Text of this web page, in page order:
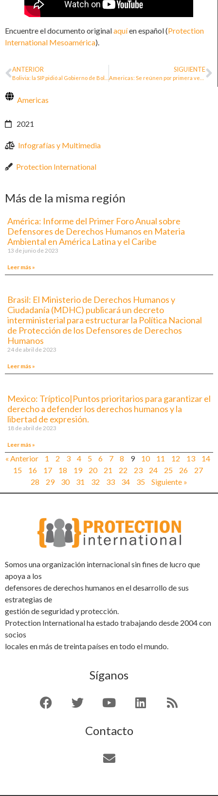
Encuentre el documento originalaquíen español (Protection
International Mesoamérica).
ANTERIOR SIGUIENTE
Americas
2021
Infografías y Multimedia
Protection International
Más de la misma región
América: Informe del Primer Foro Anual sobre
Defensores de Derechos Humanos en Materia
Ambiental en América Latina y el Caribe
13 de junio de 2023
Leer más »
Brasil: El Ministerio de Derechos Humanos y
Ciudadanía (MDHC) publicará un decreto
interministerial para estructurar la Política Nacional
de Protección de los Defensores de Derechos
Humanos
24 de abril de 2023
Leer más »
Mexico: Tríptico|Puntos prioritarios para garantizar el
derecho a defender los derechos humanos y la
libertad de expresión.
18 de abril de 2023
Leer más »
« Anterior 1 2 3 4 5 6 7 8 9 10 11 12 13
14
15
16 17 18 19 20 21 22 23 24 25 26
27
28
29 30 31 32 33 34 35 Siguiente »
Somos una organización internacional sin fines de lucro que
apoya a los
defensores de derechos humanos en el desarrollo de sus
estrategias de
gestión de seguridad y protección.
Protection International ha estado trabajando desde 2004 con
socios
locales en más de treinta países en todo el mundo.
Síganos
Contacto